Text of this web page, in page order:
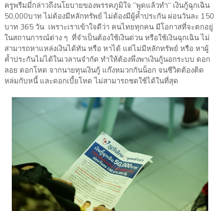
ครูพรีมมี่กล่าวถึงนโยบายของพรรคภูมิใจ “พูดแล้วทำ” เงินกู้ฉุกเฉิน
50,000บาท ไม่ต้องมีหลักทรัพย์ ไม่ต้องมีผู้ค้ำประกัน ผ่อนวันละ 150
บาท 365 วัน เพราะเราเข้าใจดีว่า คนไทยทุกคน มีโอกาสที่จะตกอยู่
ในสถานการณ์ต่าง ๆ ที่จำเป็นต้องใช้เงินด่วน หรือใช้เงินฉุกเฉิน ไม่
สามารถหาแหล่งเงินได้ทัน หรือ หาได้ แต่ไม่มีหลักทรัพย์ หรือ หาผู้
ค้ำประกันไม่ได้ในเวลานจำกัด ทำให้ต้องพึ่งพาเงินกู้นอกระบบ ดอก
ลอย ดอกโหด จากนายทุนเงินกู้ แก๊งหมวกกันน็อก จนชีวิตต้องติด
หล่มกับหนี้ และดอกเบี้ยโหด ไม่สามารถชดใช้ได้ในที่สุด